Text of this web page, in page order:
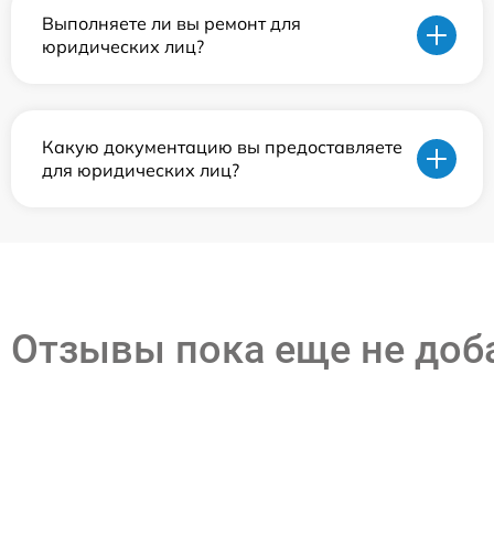
Выполняете ли вы ремонт для
юридических лиц?
Какую документацию вы предоставляете
для юридических лиц?
Отзывы пока еще не